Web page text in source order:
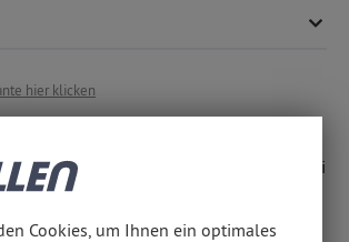
Apple CarPlay.
hier klicken
hin, dass wir den Abschluss eines
diesem Angebot ausschließlich vor Ort bei
in unseren Geschäftsräumen
Cookies, um Ihnen ein optimales